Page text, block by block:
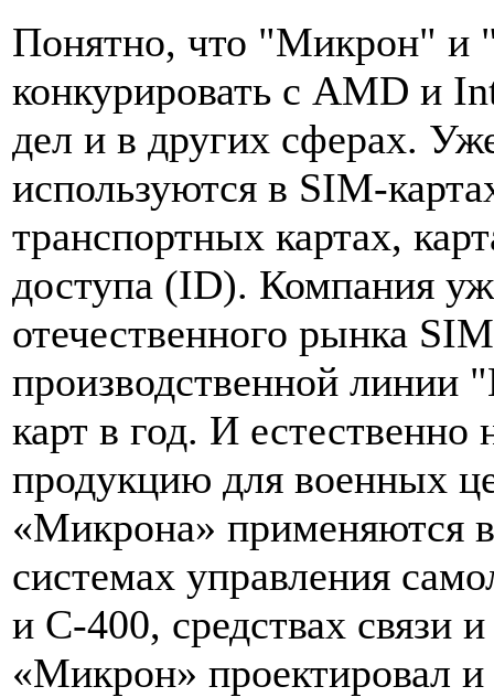
Понятно, что "Микрон" и
конкурировать с AMD и
дел и в других сферах.
используются в SIM-
транспортных картах,
доступа (ID). Компания
отечественного рынка
производственной
карт в год. И естественно
продукцию для военных
«Микрона» применяются
системах управления
и С-400, средствах связи
«Микрон» проектировал